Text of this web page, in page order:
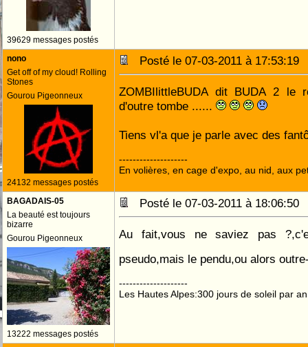
39629 messages postés
nono
Get off of my cloud! Rolling
Stones
Gourou Pigeonneux
24132 messages postés
Posté le 07-03-2011 à
ZOMBIlittleBUDA dit BUDA 2 le
d'outre tombe ......
Tiens vl'a que je parle avec des
--------------------
En volières, en cage d'expo, au nid, aux
BAGADAIS-05
La beauté est toujours
bizarre
Gourou Pigeonneux
13222 messages postés
Posté le 07-03-2011 à
Au fait,vous ne saviez pas
pseudo,mais le pendu,ou alors
--------------------
Les Hautes Alpes:300 jours de soleil par an